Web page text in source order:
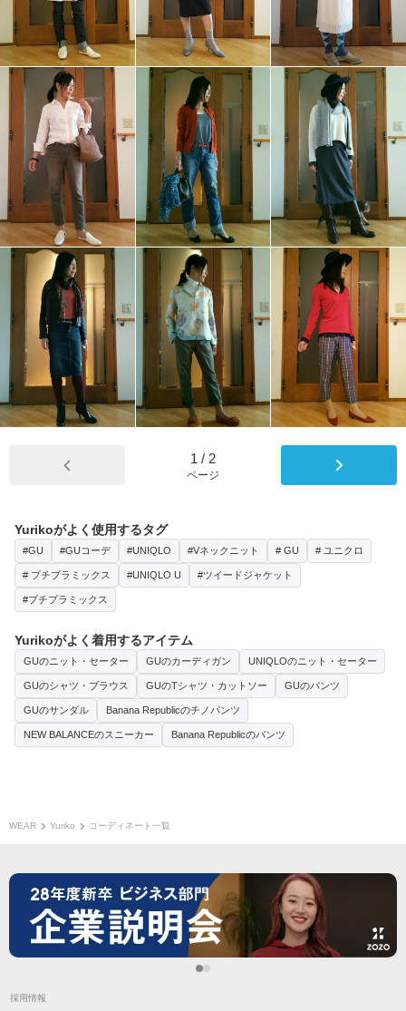
1 / 2
ページ
Yurikoがよく使用するタグ
#GU #GUコーデ #UNIQLO #Vネックニット # GU # ユニクロ
# プチプラミックス #UNIQLO U #ツイードジャケット
#プチプラミックス
Yurikoがよく着用するアイテム
GUのニット・セーター GUのカーディガン UNIQLOのニット・セーター
GUのシャツ・ブラウス GUのTシャツ・カットソー GUのパンツ
GUのサンダル Banana Republicのチノパンツ
NEW BALANCEのスニーカー Banana Republicのパンツ
WEAR Yuriko コーディネート一覧
採用情報